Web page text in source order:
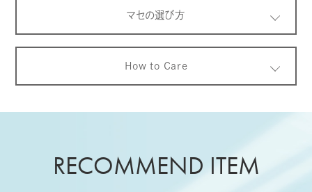
マセの選び方
How to Care
RECOMMEND ITEM